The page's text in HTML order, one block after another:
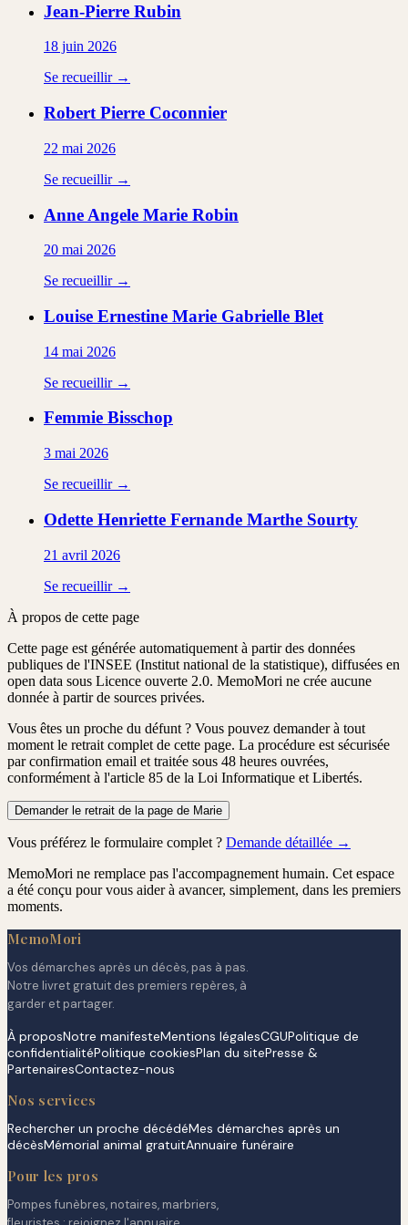
Jean-Pierre Rubin
18 juin 2026
Se recueillir →
Robert Pierre Coconnier
22 mai 2026
Se recueillir →
Anne Angele Marie Robin
20 mai 2026
Se recueillir →
Louise Ernestine Marie Gabrielle Blet
14 mai 2026
Se recueillir →
Femmie Bisschop
3 mai 2026
Se recueillir →
Odette Henriette Fernande Marthe Sourty
21 avril 2026
Se recueillir →
À propos de cette page
Cette page est générée automatiquement à partir des données
publiques de l'INSEE (Institut national de la statistique), diffusées en
open data sous Licence ouverte 2.0. MemoMori ne crée aucune
donnée à partir de sources privées.
Vous êtes un proche du défunt ? Vous pouvez demander à tout
moment le retrait complet de cette page. La procédure est sécurisée
par confirmation email et traitée sous 48 heures ouvrées,
conformément à l'article 85 de la Loi Informatique et Libertés.
Demander le retrait de la page de Marie
Vous préférez le formulaire complet ? Demande détaillée →
MemoMori ne remplace pas l'accompagnement humain. Cet espace
a été conçu pour vous aider à avancer, simplement, dans les premiers
moments.
MemoMori
Vos démarches après un décès, pas à pas.
Notre livret gratuit des premiers repères, à
garder et partager.
À proposNotre manifesteMentions légalesCGUPolitique de
confidentialitéPolitique cookiesPlan du sitePresse &
PartenairesContactez-nous
Nos services
Rechercher un proche décédéMes démarches après un
décèsMémorial animal gratuitAnnuaire funéraire
Pour les pros
Pompes funèbres, notaires, marbriers,